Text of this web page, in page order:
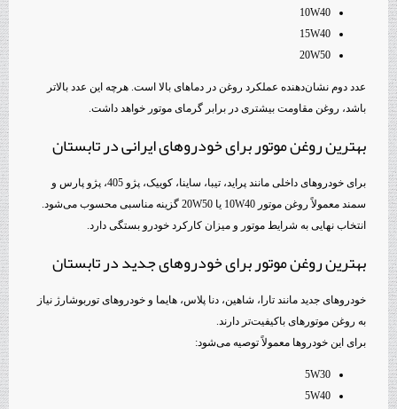
10W40
15W40
20W50
عدد دوم نشان‌دهنده عملکرد روغن در دماهای بالا است. هرچه این عدد بالاتر
باشد، روغن مقاومت بیشتری در برابر گرمای موتور خواهد داشت.
بهترین روغن موتور برای خودروهای ایرانی در تابستان
برای خودروهای داخلی مانند پراید، تیبا، ساینا، کوییک، پژو 405، پژو پارس و
سمند معمولاً روغن موتور 10W40 یا 20W50 گزینه مناسبی محسوب می‌شود.
انتخاب نهایی به شرایط موتور و میزان کارکرد خودرو بستگی دارد.
بهترین روغن موتور برای خودروهای جدید در تابستان
خودروهای جدید مانند تارا، شاهین، دنا پلاس، هایما و خودروهای توربوشارژ نیاز
به روغن موتورهای باکیفیت‌تر دارند.
برای این خودروها معمولاً توصیه می‌شود:
5W30
5W40